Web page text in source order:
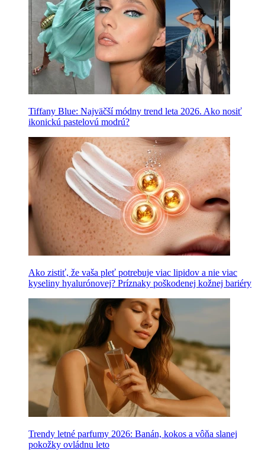
Tiffany Blue: Najväčší módny trend leta 2026. Ako nosiť
ikonickú pastelovú modrú?
Ako zistiť, že vaša pleť potrebuje viac lipidov a nie viac
kyseliny hyalurónovej? Príznaky poškodenej kožnej bariéry
Trendy letné parfumy 2026: Banán, kokos a vôňa slanej
pokožky ovládnu leto